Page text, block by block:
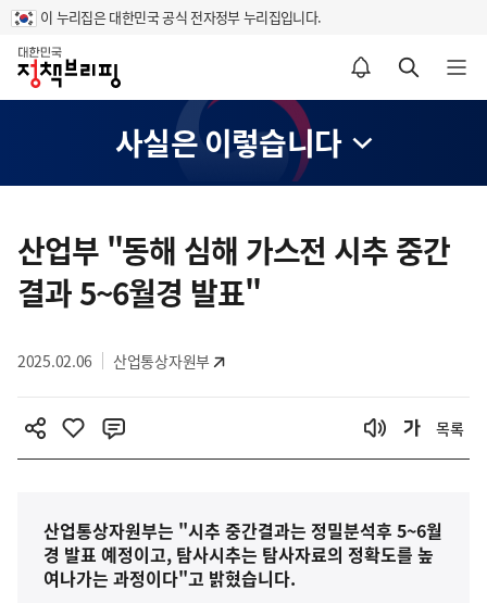
이 누리집은 대한민국 공식 전자정부 누리집입니다.
홈
알림설정 바로가기 검색 바로가기 메뉴 열기
사실은 이렇습니다
츠
영
산업부 "동해 심해 가스전 시추 중간
결과 5~6월경 발표"
2025.02.06 산업통상자원부
목록
산업통상자원부는 "시추 중간결과는 정밀분석후 5~6월
경 발표 예정이고, 탐사시추는 탐사자료의 정확도를 높
여나가는 과정이다"고 밝혔습니다.